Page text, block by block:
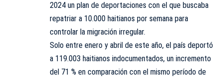
2024 un plan de deportaciones con el que buscaba
repatriar a 10.000 haitianos por semana para
controlar la migración irregular.
Solo entre enero y abril de este año, el país deportó
a 119.003 haitianos indocumentados, un incremento
del 71 % en comparación con el mismo período de